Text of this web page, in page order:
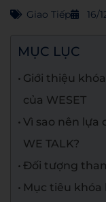
Giao Tiếp 16/
MỤC LỤC
Giới thiệu
của WESET
Vì sao nên lựa
WE TALK?
Đối tượng
Mục tiêu khóa